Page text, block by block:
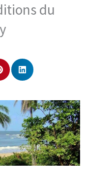
du